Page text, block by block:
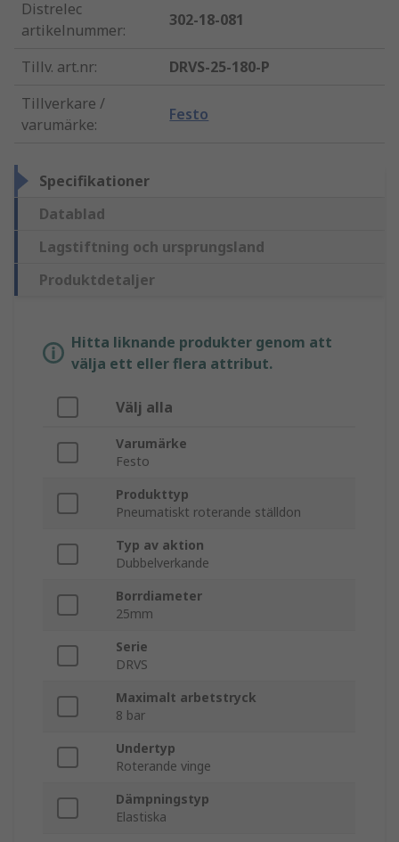
Distrelec
artikelnummer:
302-18-081
Tillv. art.nr:
DRVS-25-180-P
Tillverkare /
varumärke:
Festo
Specifikationer
Datablad
Lagstiftning och ursprungsland
Produktdetaljer
Hitta liknande produkter genom att
välja ett eller flera attribut.
Välj alla
Varumärke
Festo
Produkttyp
Pneumatiskt roterande ställdon
Typ av aktion
Dubbelverkande
Borrdiameter
25mm
Serie
DRVS
Maximalt arbetstryck
8 bar
Undertyp
Roterande vinge
Dämpningstyp
Elastiska